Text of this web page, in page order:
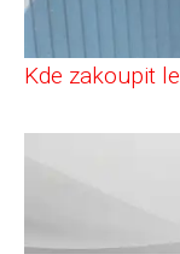
Kde zakoupit